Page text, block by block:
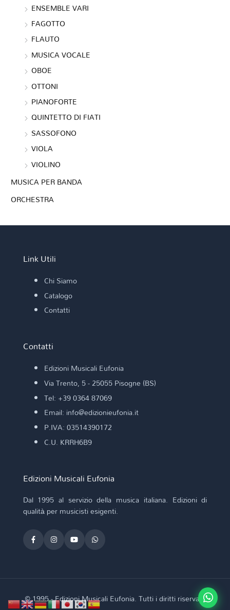
ENSEMBLE VARI
FAGOTTO
FLAUTO
MUSICA VOCALE
OBOE
OTTONI
PIANOFORTE
QUINTETTO DI FIATI
SASSOFONO
VIOLA
VIOLINO
MUSICA PER BANDA
ORCHESTRA
Link Utili
Chi Siamo
Catalogo
Contatti
Contatti
Edizioni Musicali Eufonia
Via Trento, 5 - 25055 Pisogne (BS)
Tel: +39 0364 87069
Email: info@edizionieufonia.it
P.IVA: 03514390172
C.U. KRRH6B9
Edizioni Musicali Eufonia
Dal 1995 al servizio della musica italiana. Edizioni di
qualità per musicisti esigenti.
© 1995 - Edizioni Musicali Eufonia. Tutti i diritti riservati.